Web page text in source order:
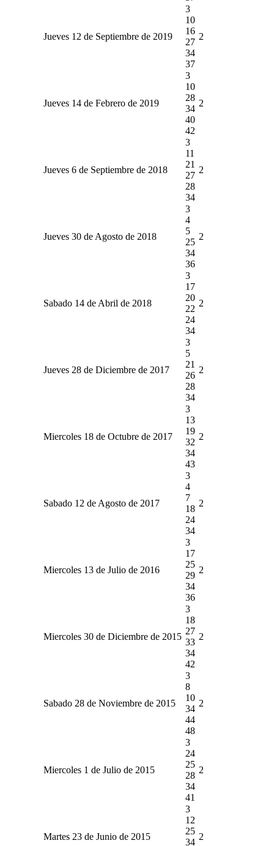
Jueves 12 de Septiembre de 2019
3
10
16
27
34
37
2
Jueves 14 de Febrero de 2019
3
10
28
34
40
42
2
Jueves 6 de Septiembre de 2018
3
11
21
27
28
34
2
Jueves 30 de Agosto de 2018
3
4
5
25
34
36
2
Sabado 14 de Abril de 2018
3
17
20
22
24
34
2
Jueves 28 de Diciembre de 2017
3
5
21
26
28
34
2
Miercoles 18 de Octubre de 2017
3
13
19
32
34
43
2
Sabado 12 de Agosto de 2017
3
4
7
18
24
34
2
Miercoles 13 de Julio de 2016
3
17
25
29
34
36
2
Miercoles 30 de Diciembre de 2015
3
18
27
33
34
42
2
Sabado 28 de Noviembre de 2015
3
8
10
34
44
48
2
Miercoles 1 de Julio de 2015
3
24
25
28
34
41
2
Martes 23 de Junio de 2015
3
12
25
34
2